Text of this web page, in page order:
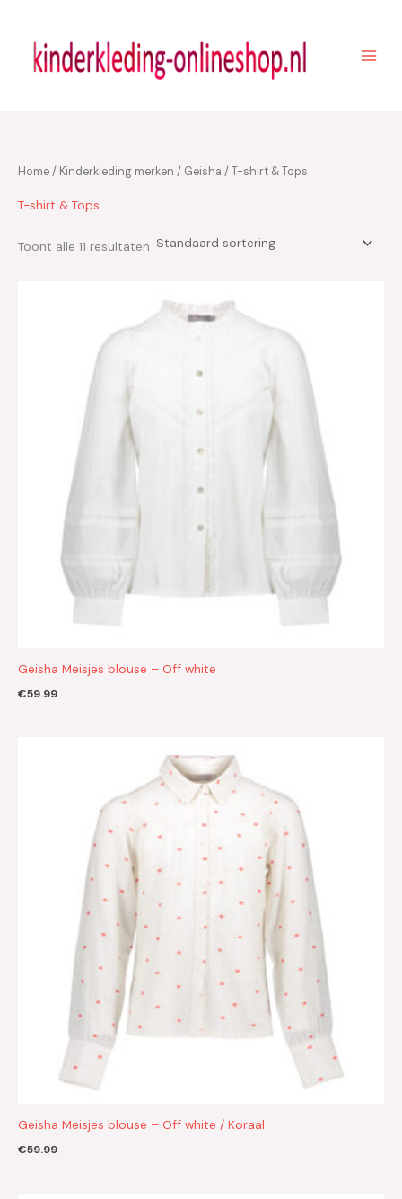
inhoud
Home/ Kinderkleding merken / Geisha / T-shirt & Tops
T-shirt & Tops
Toont alle 11 resultaten
Geisha Meisjes blouse – Off white
€59.99
Geisha Meisjes blouse – Off white / Koraal
€59.99